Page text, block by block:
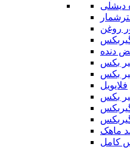
دیشلی
روغن
دنده
بکس
بکس
فلایویل
بکس
ماهک
کامل